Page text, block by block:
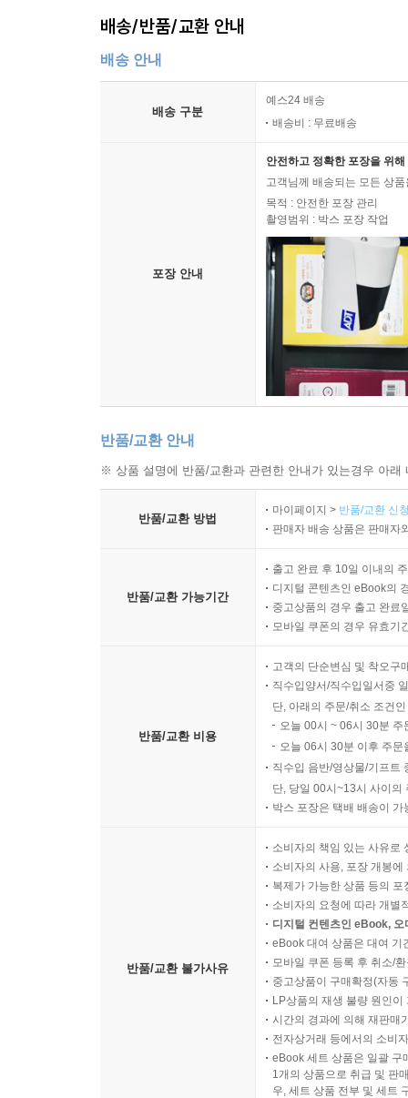
배송/반품/교환 안내
배송 안내
배송 구분
예스24 배송
배송비 : 무료배송
포장 안내
안전하고 정확한 포장을 위
고객님께 배송되는 모든 상
목적 : 안전한 포장 관리
촬영범위 : 박스 포장 작업
반품/교환 안내
※ 상품 설명에 반품/교환과 관련한 안내가 있는경우 아
반품/교환 방법
마이페이지 > 반품/교환 신
판매자 배송 상품은 판매자
반품/교환 가능기간
출고 완료 후 10일 이내의
디지털 콘텐츠인 eBook의
중고상품의 경우 출고 완료
모바일 쿠폰의 경우 유효기
반품/교환 비용
고객의 단순변심 및 착오구
직수입양서/직수입일서중
단, 아래의 주문/취소 조건
오늘 00시 ~ 06시 30분
오늘 06시 30분 이후 주
직수입 음반/영상물/기프트
단, 당일 00시~13시 사이의
박스 포장은 택배 배송이
반품/교환 불가사유
소비자의 책임 있는 사유로
소비자의 사용, 포장 개봉
복제가 가능한 상품 등의
소비자의 요청에 따라 개별
디지털 컨텐츠인 eBook,
eBook 대여 상품은 대여 기
모바일 쿠폰 등록 후 취소/
중고상품이 구매확정(자동
LP상품의 재생 불량 원인
시간의 경과에 의해 재판매
전자상거래 등에서의 소비
eBook 세트 상품은 일괄 구
1개의 상품으로 취급 및 판
우, 세트 상품 전부 및 세트